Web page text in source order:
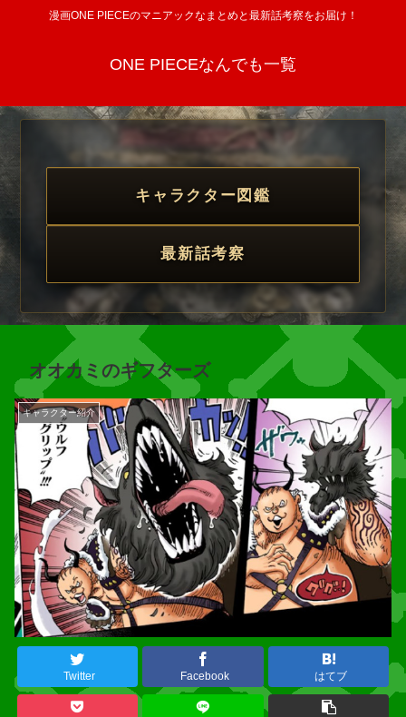
漫画ONE PIECEのマニアックなまとめと最新話考察をお届け！
ONE PIECEなんでも一覧
キャラクター図鑑
最新話考察
オオカミのギフターズ
キャラクター紹介
Twitter Facebook はてブ